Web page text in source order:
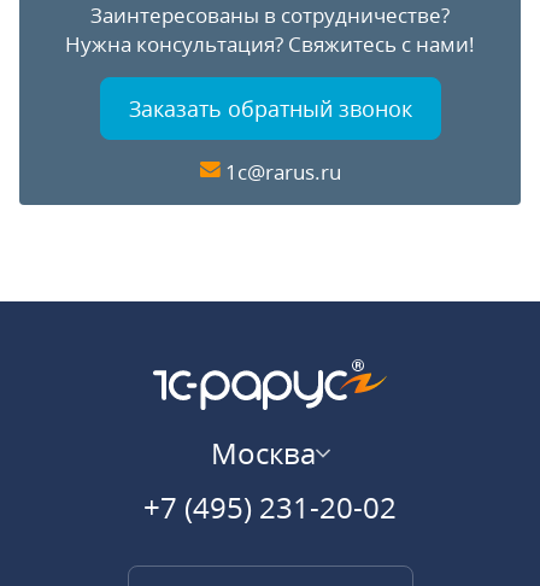
Заинтересованы в сотрудничестве?
Нужна консультация? Свяжитесь с нами!
Заказать обратный звонок
1c@rarus.ru
Москва
+7 (495) 231-20-02